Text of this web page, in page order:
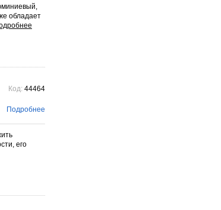
обладает
Код: 44464
Подробнее
его